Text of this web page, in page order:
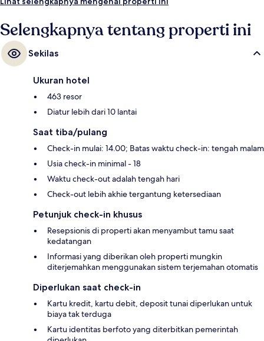
Selengkapnya tentang properti ini
Sekilas
Ukuran hotel
463 resor
Diatur lebih dari 10 lantai
Saat tiba/pulang
Check-in mulai: 14.00; Batas waktu check-in: tengah malam
Usia check-in minimal - 18
Waktu check-out adalah tengah hari
Check-out lebih akhie tergantung ketersediaan
Petunjuk check-in khusus
Resepsionis di properti akan menyambut tamu saat
kedatangan
Informasi yang diberikan oleh properti mungkin
diterjemahkan menggunakan sistem terjemahan otomatis
Diperlukan saat check-in
Kartu kredit, kartu debit, deposit tunai diperlukan untuk
biaya tak terduga
Kartu identitas berfoto yang diterbitkan pemerintah